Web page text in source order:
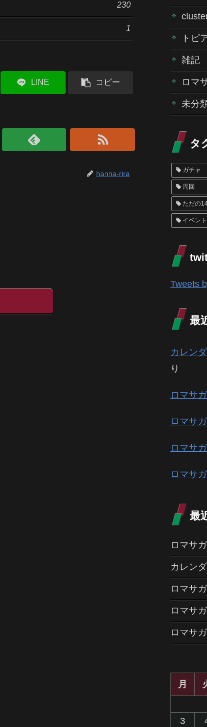
230
1
LINE コピー
hanna-rira
トピ
雑記
ロマ
未分
タ
ガチャ
周回
ただの
イベント
Tweets
最
カレン
り
ロマサ
ロマサ
ロマサ
ロマサ
最
ロマサ
カレン
ロマサ
ロマサ
ロマサ
月
3